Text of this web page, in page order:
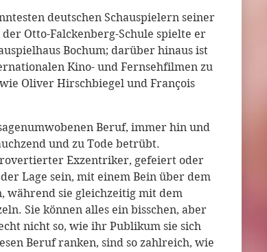
deutschen Schauspielern seiner
Otto-Falckenberg-Schule spielte er
Bochum; darüber hinaus ist
Kino- und Fernsehfilmen zu
Oliver Hirschbiegel und François
Beruf, immer hin und
und zu Tode betrübt.
Exzentriker, gefeiert oder
Lage sein, mit einem Bein über dem
während sie gleichzeitig mit dem
Sie können alles ein bisschen, aber
nicht so, wie ihr Publikum sie sich
Beruf ranken, sind so zahlreich, wie